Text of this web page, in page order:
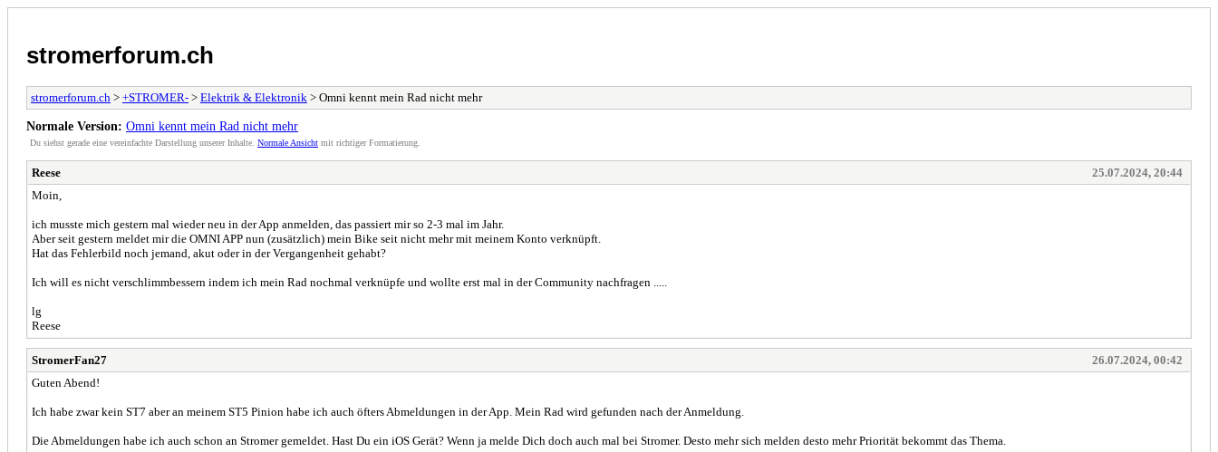
stromerforum.ch
stromerforum.ch > +STROMER- > Elektrik & Elektronik > Omni kennt mein Rad nicht mehr
Normale Version: Omni kennt mein Rad nicht mehr
Du siehst gerade eine vereinfachte Darstellung unserer Inhalte. Normale Ansicht mit richtiger Formatierung.
Reese
25.07.2024, 20:44
Moin,
ich musste mich gestern mal wieder neu in der App anmelden, das passiert mir so 2-3 mal im Jahr.
Aber seit gestern meldet mir die OMNI APP nun (zusätzlich) mein Bike seit nicht mehr mit meinem Konto verknüpft.
Hat das Fehlerbild noch jemand, akut oder in der Vergangenheit gehabt?
Ich will es nicht verschlimmbessern indem ich mein Rad nochmal verknüpfe und wollte erst mal in der Community nachfragen .....
lg
Reese
StromerFan27
26.07.2024, 00:42
Guten Abend!
Ich habe zwar kein ST7 aber an meinem ST5 Pinion habe ich auch öfters Abmeldungen in der App. Mein Rad wird gefunden nach der Anmeldung.
Die Abmeldungen habe ich auch schon an Stromer gemeldet. Hast Du ein iOS Gerät? Wenn ja melde Dich doch auch mal bei Stromer. Desto mehr sich melden desto mehr Priorität bekommt das Thema.